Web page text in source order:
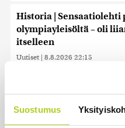
Suostumus
Historia |
olympiayleisöltä – oli
itselleen
Uutiset | 8.8.2026 22:15
Helle kurittaa Pohjois-
kehottaa syömään
Uutiset | 8.8.2026 22:06